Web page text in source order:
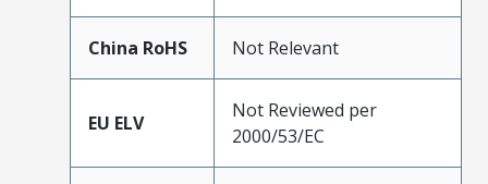
China RoHS Not Relevant
EU ELV
Not Reviewed per
2000/53/EC